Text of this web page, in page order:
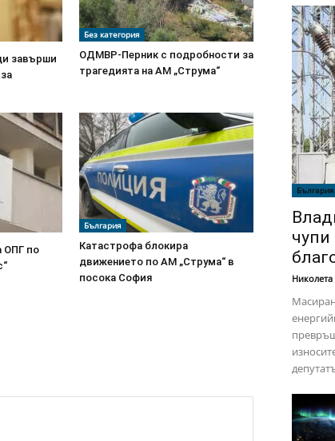
завърши
Без категория
ОДМВР-Перник с подробности за
трагедията на АМ „Струма“
ОПГ по
България
Катастрофа блокира
движението по АМ „Струма“ в
посока София
България
чупи